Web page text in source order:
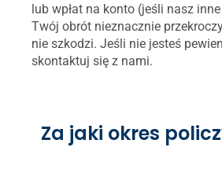
lub wpłat na konto (jeśli nasz
Twój obrót nieznacznie
nie szkodzi. Jeśli nie jesteś
skontaktuj się z nami.
Za jaki okres